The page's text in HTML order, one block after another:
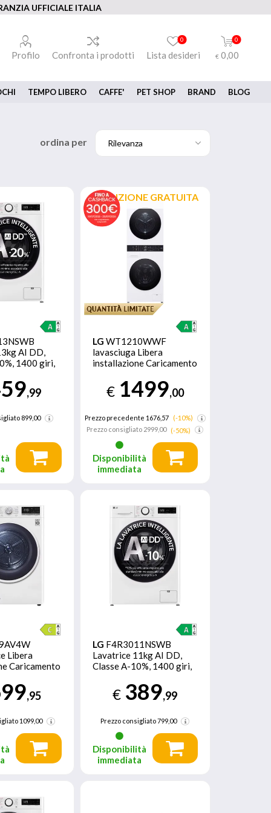
UFFICIALE ITALIA
Profilo Confronta i prodotti Lista desideri
0 0
€ 0,00
TEMPO LIBERO CAFFE' PET SHOP BRAND BLOG
ordina per
AI DD,
1400 giri,
,99
899,00
SPEDIZIONE GRATUITA
LG WT1210WWF
lavasciuga Libera
installazione Caricamento
€ 1499,00
Prezzo precedente 1676,57
(-10%)
Prezzo consigliato 2999,00 (-50%)
Disponibilità
immediata
Libera
Caricamento
,95
1099,00
LG F4R3011NSWB
Lavatrice 11kg AI DD,
Classe A-10%, 1400 giri,
€ 389,99
Prezzo consigliato799,00
Disponibilità
immediata